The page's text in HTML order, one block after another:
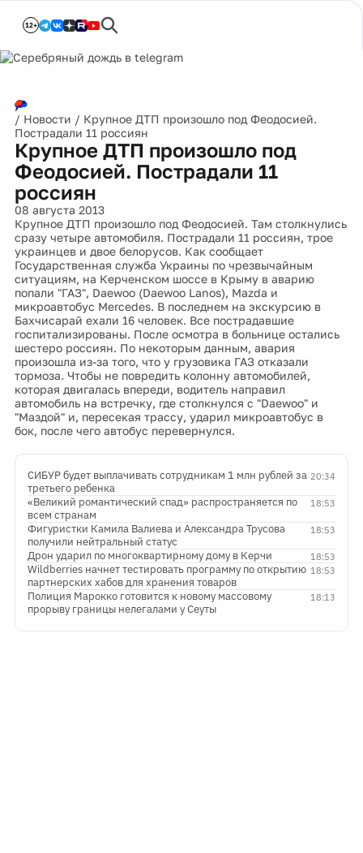
12+
/ Новости / Крупное ДТП произошло под Феодосией.
Пострадали 11 россиян
Крупное ДТП произошло под
Феодосией. Пострадали 11
россиян
08 августа 2013
Крупное ДТП произошло под Феодосией. Там столкнулись
сразу четыре автомобиля. Пострадали 11 россиян, трое
украинцев и двое белорусов. Как сообщает
Государственная служба Украины по чрезвычайным
ситуациям, на Керченском шоссе в Крыму в аварию
попали "ГАЗ", Daewoo (Daewoo Lanos), Mazda и
микроавтобус Mercedes. В последнем на экскурсию в
Бахчисарай ехали 16 человек. Все пострадавшие
госпитализированы. После осмотра в больнице остались
шестеро россиян. По некоторым данным, авария
произошла из-за того, что у грузовика ГАЗ отказали
тормоза. Чтобы не повредить колонну автомобилей,
которая двигалась впереди, водитель направил
автомобиль на встречку, где столкнулся с "Daewoo" и
"Маздой" и, пересекая трассу, ударил микроавтобус в
бок, после чего автобус перевернулся.
20:34
СИБУР будет выплачивать сотрудникам 1 млн рублей за
третьего ребенка
18:53
«Великий романтический спад» распространяется по
всем странам
18:53
Фигуристки Камила Валиева и Александра Трусова
получили нейтральный статус
18:53
Дрон ударил по многоквартирному дому в Керчи
18:53
Wildberries начнет тестировать программу по открытию
партнерских хабов для хранения товаров
18:13
Полиция Марокко готовится к новому массовому
прорыву границы нелегалами у Сеуты